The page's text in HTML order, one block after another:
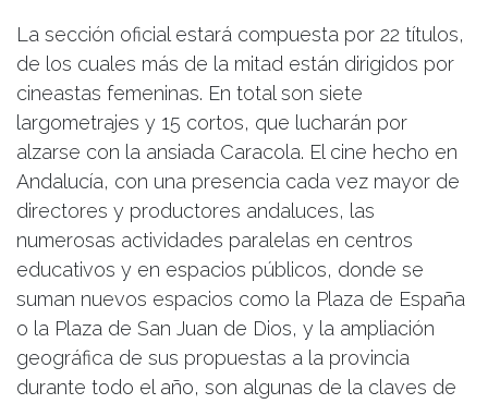
La sección oficial estará compuesta por 22 títulos,
de los cuales más de la mitad están dirigidos por
cineastas femeninas. En total son siete
largometrajes y 15 cortos, que lucharán por
alzarse con la ansiada Caracola. El cine hecho en
Andalucía, con una presencia cada vez mayor de
directores y productores andaluces, las
numerosas actividades paralelas en centros
educativos y en espacios públicos, donde se
suman nuevos espacios como la Plaza de España
o la Plaza de San Juan de Dios, y la ampliación
geográfica de sus propuestas a la provincia
durante todo el año, son algunas de la claves de